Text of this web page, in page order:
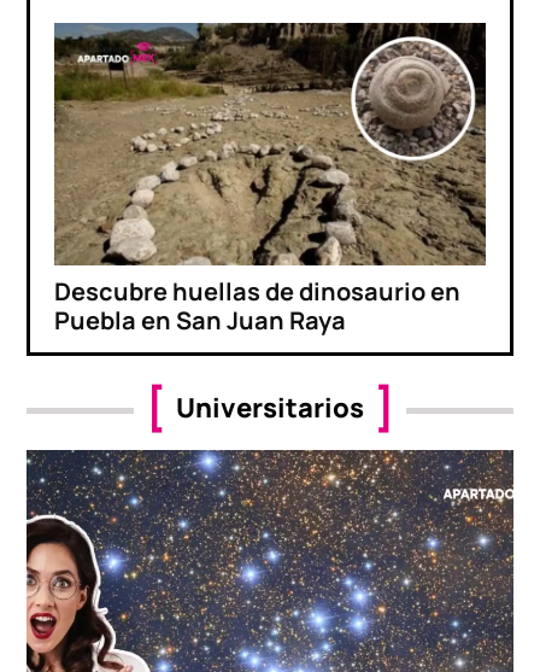
Descubre huellas de dinosaurio en
Puebla en San Juan Raya
Universitarios